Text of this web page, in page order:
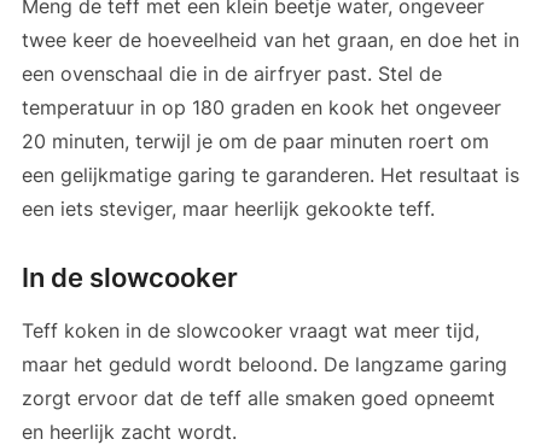
Meng de teff met een klein beetje water, ongeveer
twee keer de hoeveelheid van het graan, en doe het in
een ovenschaal die in de airfryer past. Stel de
temperatuur in op 180 graden en kook het ongeveer
20 minuten, terwijl je om de paar minuten roert om
een gelijkmatige garing te garanderen. Het resultaat is
een iets steviger, maar heerlijk gekookte teff.
In de slowcooker
Teff koken in de slowcooker vraagt wat meer tijd,
maar het geduld wordt beloond. De langzame garing
zorgt ervoor dat de teff alle smaken goed opneemt
en heerlijk zacht wordt.